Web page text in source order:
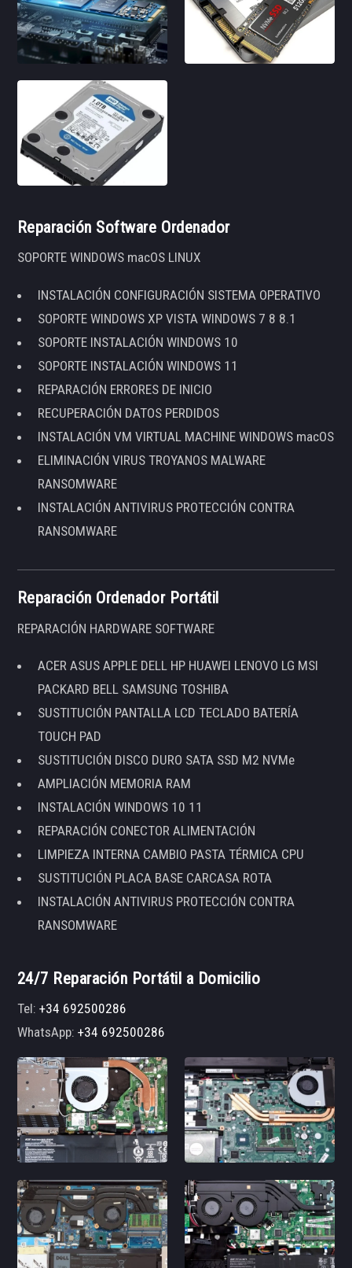
Reparación Software Ordenador
SOPORTE WINDOWS macOS LINUX
INSTALACIÓN CONFIGURACIÓN SISTEMA OPERATIVO
SOPORTE WINDOWS XP VISTA WINDOWS 7 8 8.1
SOPORTE INSTALACIÓN WINDOWS 10
SOPORTE INSTALACIÓN WINDOWS 11
REPARACIÓN ERRORES DE INICIO
RECUPERACIÓN DATOS PERDIDOS
INSTALACIÓN VM VIRTUAL MACHINE WINDOWS macOS
ELIMINACIÓN VIRUS TROYANOS MALWARE
RANSOMWARE
INSTALACIÓN ANTIVIRUS PROTECCIÓN CONTRA
RANSOMWARE
Reparación Ordenador Portátil
REPARACIÓN HARDWARE SOFTWARE
ACER ASUS APPLE DELL HP HUAWEI LENOVO LG MSI
PACKARD BELL SAMSUNG TOSHIBA
SUSTITUCIÓN PANTALLA LCD TECLADO BATERÍA
TOUCH PAD
SUSTITUCIÓN DISCO DURO SATA SSD M2 NVMe
AMPLIACIÓN MEMORIA RAM
INSTALACIÓN WINDOWS 10 11
REPARACIÓN CONECTOR ALIMENTACIÓN
LIMPIEZA INTERNA CAMBIO PASTA TÉRMICA CPU
SUSTITUCIÓN PLACA BASE CARCASA ROTA
INSTALACIÓN ANTIVIRUS PROTECCIÓN CONTRA
RANSOMWARE
24/7 Reparación Portátil a Domicilio
Tel:+34 692500286
WhatsApp:+34 692500286